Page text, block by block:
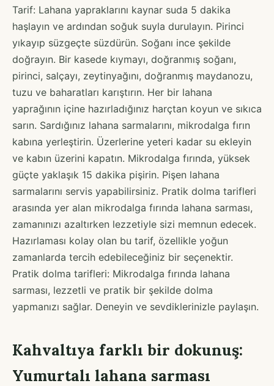
Tarif: Lahana yapraklarını kaynar suda 5 dakika
haşlayın ve ardından soğuk suyla durulayın. Pirinci
yıkayıp süzgeçte süzdürün. Soğanı ince şekilde
doğrayın. Bir kasede kıymayı, doğranmış soğanı,
pirinci, salçayı, zeytinyağını, doğranmış maydanozu,
tuzu ve baharatları karıştırın. Her bir lahana
yaprağının içine hazırladığınız harçtan koyun ve sıkıca
sarın. Sardığınız lahana sarmalarını, mikrodalga fırın
kabına yerleştirin. Üzerlerine yeteri kadar su ekleyin
ve kabın üzerini kapatın. Mikrodalga fırında, yüksek
güçte yaklaşık 15 dakika pişirin. Pişen lahana
sarmalarını servis yapabilirsiniz. Pratik dolma tarifleri
arasında yer alan mikrodalga fırında lahana sarması,
zamanınızı azaltırken lezzetiyle sizi memnun edecek.
Hazırlaması kolay olan bu tarif, özellikle yoğun
zamanlarda tercih edebileceğiniz bir seçenektir.
Pratik dolma tarifleri: Mikrodalga fırında lahana
sarması, lezzetli ve pratik bir şekilde dolma
yapmanızı sağlar. Deneyin ve sevdiklerinizle paylaşın.
Kahvaltıya farklı bir dokunuş:
Yumurtalı lahana sarması